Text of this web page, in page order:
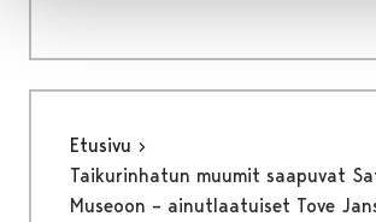
Etusivu
Taikurinhatun muumit saapuvat
Museoon – ainutlaatuiset Tove